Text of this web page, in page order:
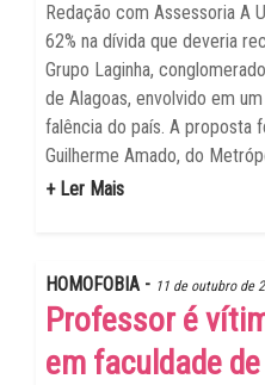
Redação com Assessoria A
62% na dívida que deveria
Grupo Laginha,
de Alagoas, envolvido em
falência do país. A proposta
Guilherme Amado, do
+ Ler Mais
HOMOFOBIA - 11 de outubro de
Professor é
em faculdade